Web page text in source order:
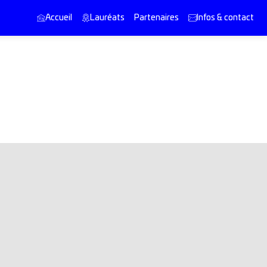
Accueil Lauréats Partenaires Infos & contact